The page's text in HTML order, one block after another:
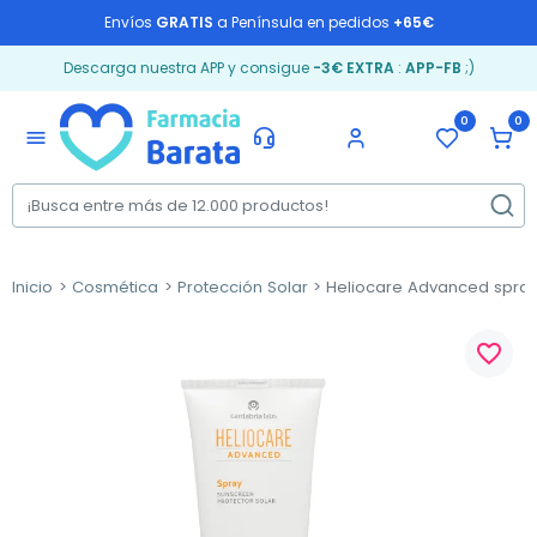
Envíos GRATIS a Península en pedidos +65€
Descarga nuestra APP y consigue -3€ EXTRA: APP-FB ;)
menu
0 0
Inicio Cosmética Protección Solar Heliocare Advanced spray
favorite_border